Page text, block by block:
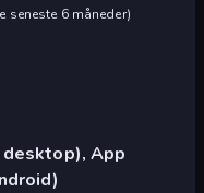
seneste 6 måneder)
App